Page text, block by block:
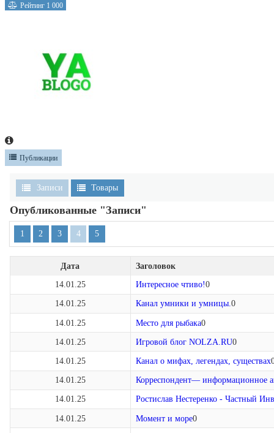
Рейтинг 1 000
Публикации
Записи Товары
Опубликованные "Записи"
1 2 3 4 5
Дата Заголовок
14.01.25 Интересное чтиво!0
14.01.25 Канал умники и умницы.0
14.01.25 Место для рыбака0
14.01.25 Игровой блог NOLZA.RU0
14.01.25 Канал о мифах, легендах, существах
14.01.25 Корреспондент— информационное
14.01.25 Ростислав Нестеренко - Частный
14.01.25 Момент и море0